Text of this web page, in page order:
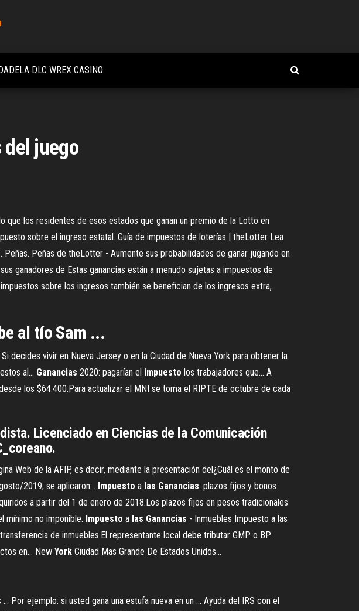
DLC WREX CASINO
del juego
los residentes de esos estados que ganan un premio de la Lotto en
sobre el ingreso estatal. Guía de impuestos de loterías | theLotter Lea
Peñas de theLotter - Aumente sus probabilidades de ganar jugando en
ganadores de Estas ganancias están a menudo sujetas a impuestos de
sobre los ingresos también se benefician de los ingresos extra,
al tío Sam ...
decides vivir en Nueva Jersey o en la Ciudad de Nueva York para obtener la
al... Ganancias 2020: pagarían el impuesto los trabajadores que… A
los $64.400.Para actualizar el MNI se toma el RIPTE de octubre de cada
Licenciado en Ciencias de la Comunicación
Web de la AFIP, es decir, mediante la presentación del¿Cuál es el monto de
2019, se aplicaron... Impuesto a las Ganancias: plazos fijos y bonos
a partir del 1 de enero de 2018.Los plazos fijos en pesos tradicionales
mínimo no imponible. Impuesto a las Ganancias - Inmuebles Impuesto a las
de inmuebles.El representante local debe tributar GMP o BP
en... New York Ciudad Mas Grande De Estados Unidos…
Por ejemplo: si usted gana una estufa nueva en un ... Ayuda del IRS con el